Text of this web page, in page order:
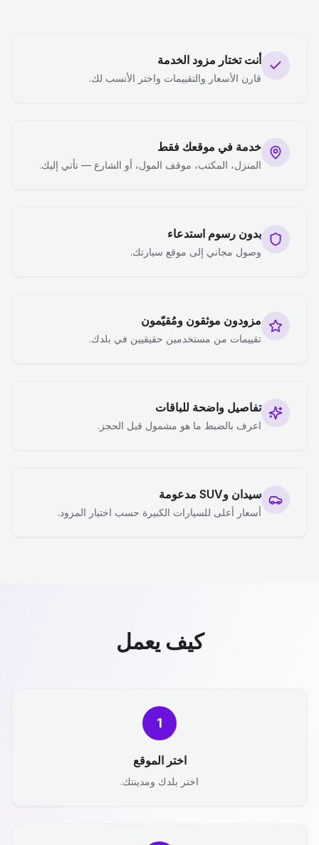
أنت تختار مزود الخدمة
قارن الأسعار والتقييمات واختر الأنسب لك.
خدمة في موقعك فقط
المنزل، المكتب، موقف المول، أو الشارع — نأتي إليك.
بدون رسوم استدعاء
وصول مجاني إلى موقع سيارتك.
مزودون موثقون ومُقيّمون
تقييمات من مستخدمين حقيقيين في بلدك.
تفاصيل واضحة للباقات
اعرف بالضبط ما هو مشمول قبل الحجز.
سيدان وSUV مدعومة
أسعار أعلى للسيارات الكبيرة حسب اختيار المزود.
كيف يعمل
1
اختر الموقع
اختر بلدك ومدينتك.